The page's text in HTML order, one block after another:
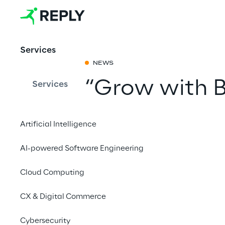
Services
Services
Artificial Intelligence
AI-powered Software Engineering
Cloud Computing
CX & Digital Commerce
Cybersecurity
NEWS
“Grow with
Berlin ein. Am 14.